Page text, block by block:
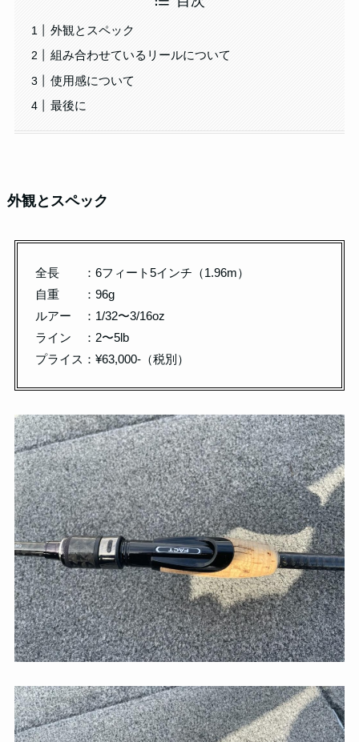
外観とスペック
組み合わせているリールについて
使用感について
最後に
外観とスペック
全長 ：6フィート5インチ（1.96m）
自重 ：96g
ルアー ：1/32〜3/16oz
ライン ：2〜5lb
プライス：¥63,000-（税別）